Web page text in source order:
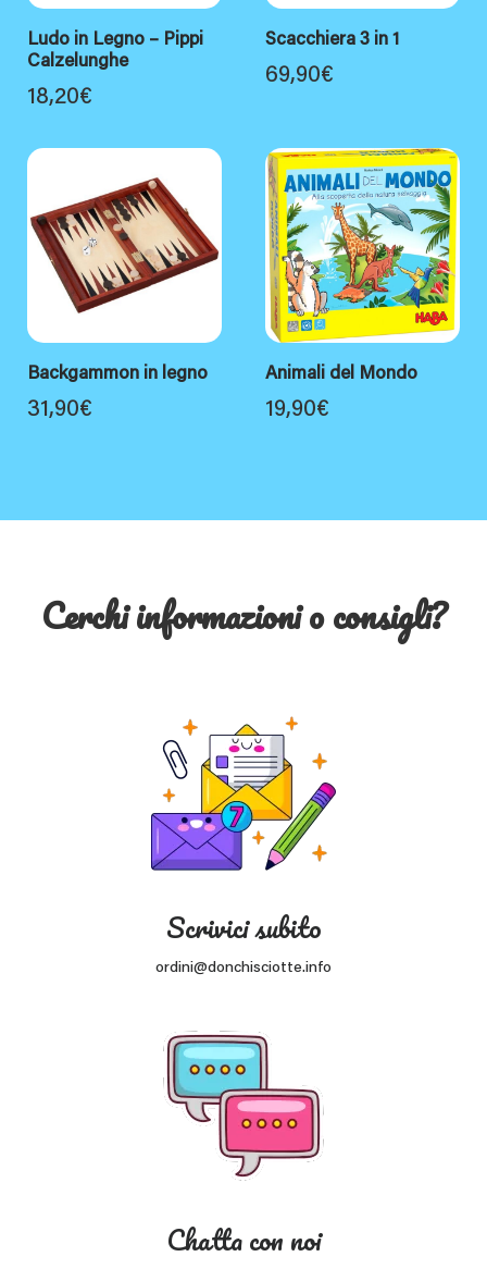
Ludo in Legno – Pippi
Calzelunghe
18,20€
Scacchiera 3 in 1
69,90€
Backgammon in legno
31,90€
Animali del Mondo
19,90€
Cerchi informazioni o consigli?
Scrivici subito
ordini@donchisciotte.info
Chatta con noi